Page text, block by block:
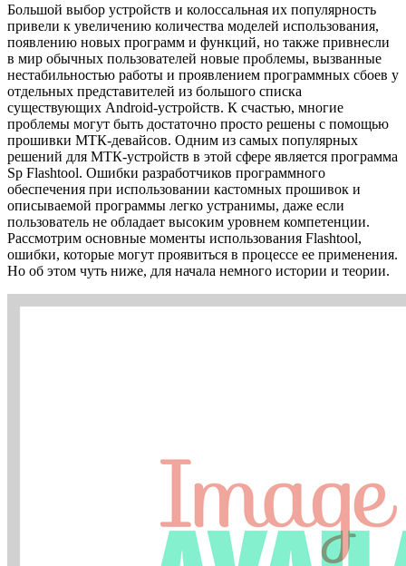
Большой выбор устройств и колоссальная их популярность
привели к увеличению количества моделей использования,
появлению новых программ и функций, но также привнесли
в мир обычных пользователей новые проблемы, вызванные
нестабильностью работы и проявлением программных сбоев у
отдельных представителей из большого списка
существующих Android-устройств. К счастью, многие
проблемы могут быть достаточно просто решены с помощью
прошивки МТК-девайсов. Одним из самых популярных
решений для МТК-устройств в этой сфере является программа
Sp Flashtool. Ошибки разработчиков программного
обеспечения при использовании кастомных прошивок и
описываемой программы легко устранимы, даже если
пользователь не обладает высоким уровнем компетенции.
Рассмотрим основные моменты использования Flashtool,
ошибки, которые могут проявиться в процессе ее применения.
Но об этом чуть ниже, для начала немного истории и теории.